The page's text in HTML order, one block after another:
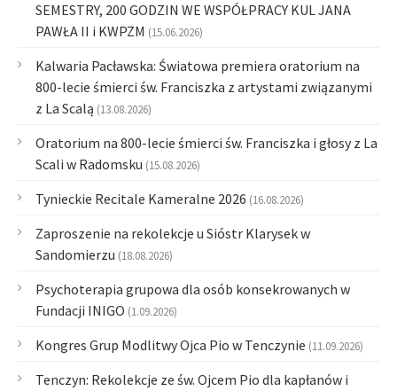
SEMESTRY, 200 GODZIN WE WSPÓŁPRACY KUL JANA
PAWŁA II i KWPZM (15.06.2026)
Kalwaria Pacławska: Światowa premiera oratorium na
800-lecie śmierci św. Franciszka z artystami związanymi
z La Scalą (13.08.2026)
Oratorium na 800-lecie śmierci św. Franciszka i głosy z La
Scali w Radomsku (15.08.2026)
Tynieckie Recitale Kameralne 2026 (16.08.2026)
Zaproszenie na rekolekcje u Sióstr Klarysek w
Sandomierzu (18.08.2026)
Psychoterapia grupowa dla osób konsekrowanych w
Fundacji INIGO (1.09.2026)
Kongres Grup Modlitwy Ojca Pio w Tenczynie (11.09.2026)
Tenczyn: Rekolekcje ze św. Ojcem Pio dla kapłanów i